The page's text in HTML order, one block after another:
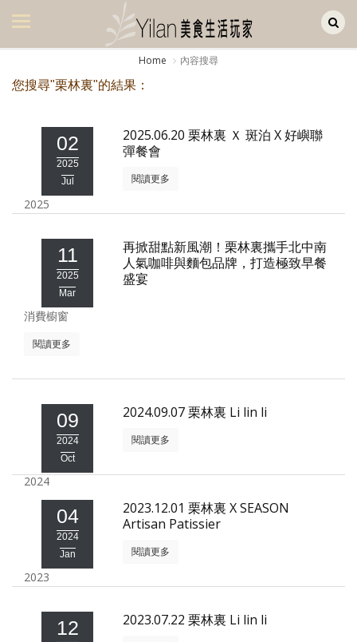
美食集
美飲集
旅遊集
旅遊美食集
生活風
日記簿
餐桌週記
享樂隨手拍
照相簿
影音區
創意出版服務
歷史區
關於Yilan
個人著作
活動實況記錄
合作與代言
Home
內容搜尋
您搜尋"栗林裏"的結果：
02
2025
Jul
2025.06.20 栗林裏 Ｘ 斑泊 X 好嶼聯
彈餐會
2025
閱讀更多
11
2025
Mar
再掀甜點新風潮！栗林裏攜手北中南
人氣咖啡與麵包品牌，打造極致早餐
盛宴
消費櫥窗
閱讀更多
09
2024
Oct
2024.09.07 栗林裏 Li lin li
2024
閱讀更多
04
2024
Jan
2023.12.01 栗林裏 X SEASON
Artisan Patissier
2023
閱讀更多
12 2023.07.22 栗林裏 Li lin li